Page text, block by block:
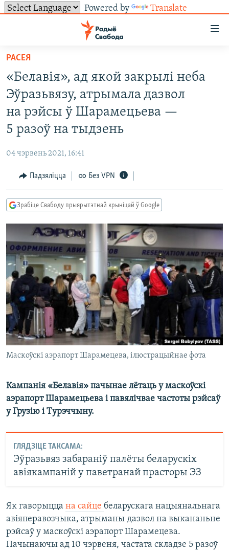
Powered by Translate
ўнівэрсальнага
доступу
Перайсьці
галоўнага
зьместу
Перайсьці
да
галоўнай
навігацыі
Перайсьці
да
пошуку
ВІДЭА І ФОТА
ЭКАНОМІКА
ВАЙНА
БЕЛАРУСЫ НА ВАЙНЕ
КУЛЬТУРА
КАЛЯНДАР
ТОЛЬКІ НА СВАБОДЗЕ
ПАДКАСТЫ
КНІГІ
АЎДЫЁКНІГІ
МОВА
НА ХВАЛЯХ СВАБОДЫ
СУВЯЗЬ
АБЫСЬЦІ БЛЯКАВАНЬНЕ
ПАДПІСАЦЦА
ПАДКАСТЫ
FACEBOOK
TWITTER
САЧЫЦЕ ЗА АБНАЎЛЕНЬНЯМІ
РАСЕЯ
«Белавія», ад якой закрылі неба
Эўразьвязу, атрымала дазвол
на рэйсы ў Шарамецьева —
5 разоў на тыдзень
04 чэрвень 2021, 16:41
Падзяліцца Без VPN
Зрабіце Свабоду прыярытэтнай крыніцай ў Google
Маскоўскі аэрапорт Шарамецева, ілюстрацыйнае фота
Кампанія «Белавія» пачынае лётаць у маскоўскі
аэрапорт Шарамецьева і павялічвае частоты рэйсаў
у Грузію і Турэччыну.
ГЛЯДЗІЦЕ ТАКСАМА:
Эўразьвяз забараніў палёты беларускіх
авіякампаній у паветранай прасторы ЭЗ
Як гаворыцца на сайце беларускага нацыянальнага
авіяперавозчыка, атрыманы дазвол на выкананьне
рэйсаў у маскоўскі аэрапорт Шарамецева.
Пачынаючы ад 10 чэрвеня, частата складзе 5 разоў